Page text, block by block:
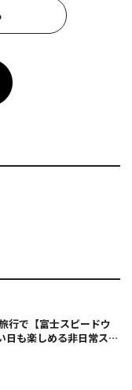
行で【富士スピードウ
日も楽しめる非日常ステ